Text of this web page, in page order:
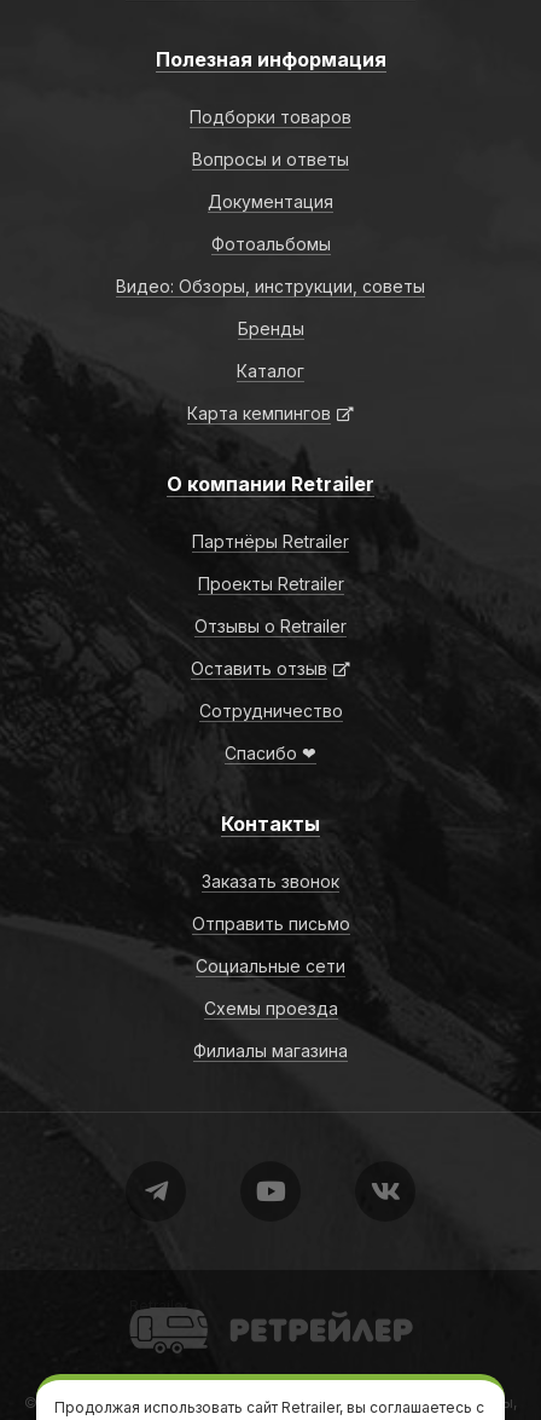
Полезная информация
Подборки товаров
Вопросы и ответы
Документация
Фотоальбомы
Видео: Обзоры, инструкции, советы
Бренды
Каталог
Карта кемпингов
О компании Retrailer
Партнёры Retrailer
Проекты Retrailer
Отзывы о Retrailer
Оставить отзыв
Сотрудничество
Спасибо ❤
Контакты
Заказать звонок
Отправить письмо
Социальные сети
Схемы проезда
Филиалы магазина
Retrailer
© 2010-2026Retrailer Ретрейлер — Автодома, кемперы, трейлеры,
Продолжая использовать сайт Retrailer, вы соглашаетесь с